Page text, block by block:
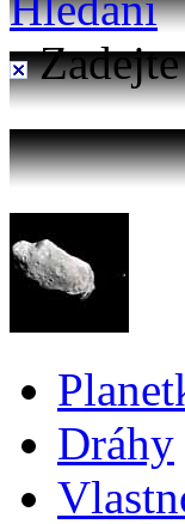
Zadejte
Dráhy